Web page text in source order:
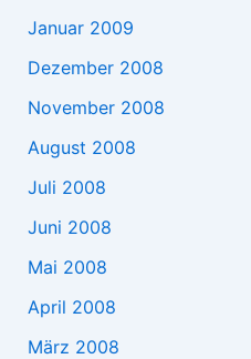
Januar 2009
Dezember 2008
November 2008
August 2008
Juli 2008
Juni 2008
Mai 2008
April 2008
März 2008